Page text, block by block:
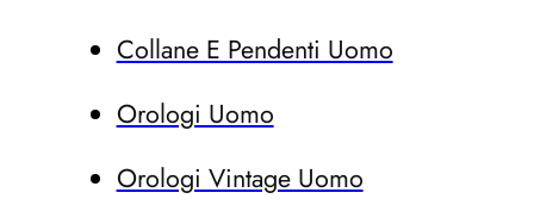
Collane E Pendenti Uomo
Orologi Uomo
Orologi Vintage Uomo